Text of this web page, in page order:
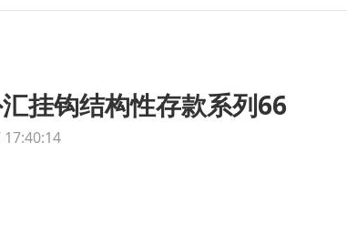
挂钩结构性存款系列66
17:40:14